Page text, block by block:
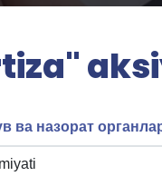
ва назорат